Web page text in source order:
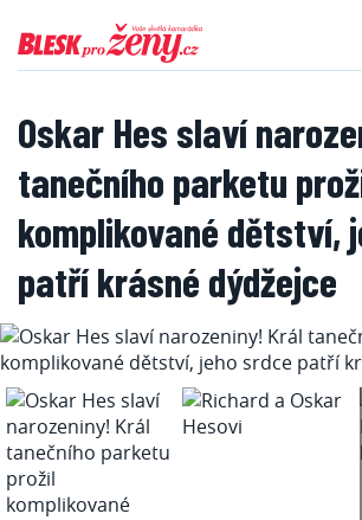
Oskar Hes slaví
tanečního parketu
komplikované dětství,
patří krásné dýdžejce